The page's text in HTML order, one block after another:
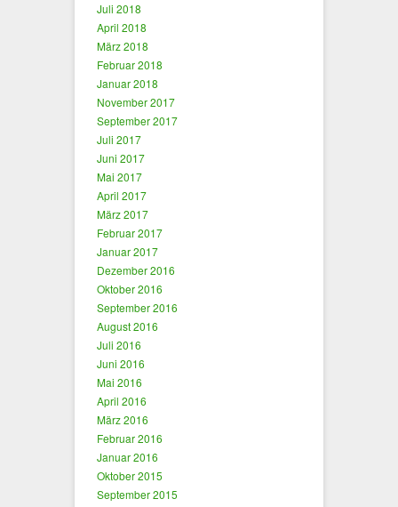
Juli 2018
April 2018
März 2018
Februar 2018
Januar 2018
November 2017
September 2017
Juli 2017
Juni 2017
Mai 2017
April 2017
März 2017
Februar 2017
Januar 2017
Dezember 2016
Oktober 2016
September 2016
August 2016
Juli 2016
Juni 2016
Mai 2016
April 2016
März 2016
Februar 2016
Januar 2016
Oktober 2015
September 2015